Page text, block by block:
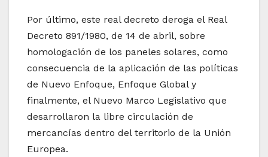
Por último, este real decreto deroga el Real
Decreto 891/1980, de 14 de abril, sobre
homologación de los paneles solares, como
consecuencia de la aplicación de las políticas
de Nuevo Enfoque, Enfoque Global y
finalmente, el Nuevo Marco Legislativo que
desarrollaron la libre circulación de
mercancías dentro del territorio de la Unión
Europea.